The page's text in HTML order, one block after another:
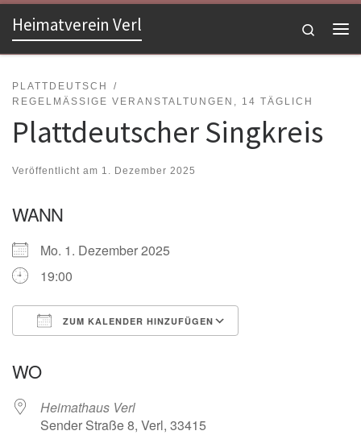
Zum Inhalt springen
Heimatverein Verl
Search
PLATTDEUTSCH
REGELMÄSSIGE VERANSTALTUNGEN, 14 TÄGLICH
Plattdeutscher Singkreis
Veröffentlicht am 1. Dezember 2025
WANN
Mo. 1. Dezember 2025
19:00
ZUM KALENDER HINZUFÜGEN
WO
Heimathaus Verl
Sender Straße 8, Verl, 33415